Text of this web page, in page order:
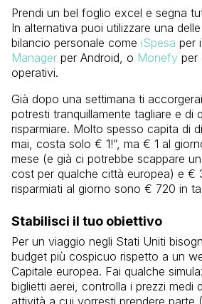
Prendi un bel foglio excel e segna
In alternativa puoi utilizzare una
bilancio personale come iSpesa per
Manager per Android, o Monefy per
operativi.
Già dopo una settimana ti
potresti tranquillamente tagliare e di
risparmiare. Molto spesso capita di
mai, costa solo € 1!”, ma € 1 al
mese (e già ci potrebbe scappare
cost per qualche città europea) e €
risparmiati al giorno sono € 720 in
Stabilisci il tuo obiettivo
Per un viaggio negli Stati Uniti
budget più cospicuo rispetto a un
Capitale europea. Fai qualche
biglietti aerei, controlla i prezzi medi
attività a cui vorresti prendere parte